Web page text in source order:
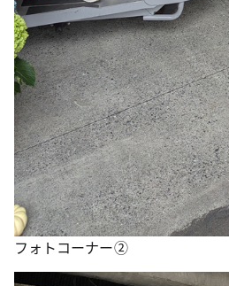
フォトコーナー②